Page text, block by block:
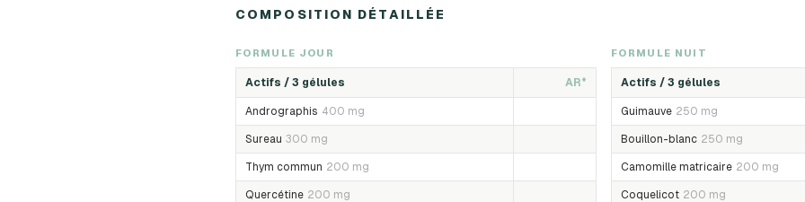
COMPOSITION DÉTAILLÉE
FORMULE JOUR
Actifs / 3 gélules AR*
Andrographis 400 mg
Sureau 300 mg
Thym commun 200 mg
Quercétine 200 mg
FORMULE NUIT
Actifs / 3 gélules
Guimauve 250 mg
Bouillon-blanc 250 mg
Camomille matricaire 200 mg
Coquelicot 200 mg